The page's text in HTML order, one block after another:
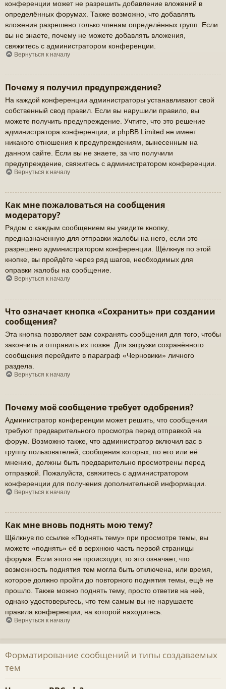
конференции может не разрешить добавление вложений в
определённых форумах. Также возможно, что добавлять
вложения разрешено только членам определённых групп. Если
вы не знаете, почему не можете добавлять вложения,
свяжитесь с администратором конференции.
Вернуться к началу
Почему я получил предупреждение?
На каждой конференции администраторы устанавливают свой
собственный свод правил. Если вы нарушили правило, вы
можете получить предупреждение. Учтите, что это решение
администратора конференции, и phpBB Limited не имеет
никакого отношения к предупреждениям, вынесенным на
данном сайте. Если вы не знаете, за что получили
предупреждение, свяжитесь с администратором конференции.
Вернуться к началу
Как мне пожаловаться на сообщения
модератору?
Рядом с каждым сообщением вы увидите кнопку,
предназначенную для отправки жалобы на него, если это
разрешено администратором конференции. Щёлкнув по этой
кнопке, вы пройдёте через ряд шагов, необходимых для
оправки жалобы на сообщение.
Вернуться к началу
Что означает кнопка «Сохранить» при создании
сообщения?
Эта кнопка позволяет вам сохранять сообщения для того, чтобы
закончить и отправить их позже. Для загрузки сохранённого
сообщения перейдите в параграф «Черновики» личного
раздела.
Вернуться к началу
Почему моё сообщение требует одобрения?
Администратор конференции может решить, что сообщения
требуют предварительного просмотра перед отправкой на
форум. Возможно также, что администратор включил вас в
группу пользователей, сообщения которых, по его или её
мнению, должны быть предварительно просмотрены перед
отправкой. Пожалуйста, свяжитесь с администратором
конференции для получения дополнительной информации.
Вернуться к началу
Как мне вновь поднять мою тему?
Щёлкнув по ссылке «Поднять тему» при просмотре темы, вы
можете «поднять» её в верхнюю часть первой страницы
форума. Если этого не происходит, то это означает, что
возможность поднятия тем могла быть отключена, или время,
которое должно пройти до повторного поднятия темы, ещё не
прошло. Также можно поднять тему, просто ответив на неё,
однако удостоверьтесь, что тем самым вы не нарушаете
правила конференции, на которой находитесь.
Вернуться к началу
Форматирование сообщений и типы создаваемых
тем